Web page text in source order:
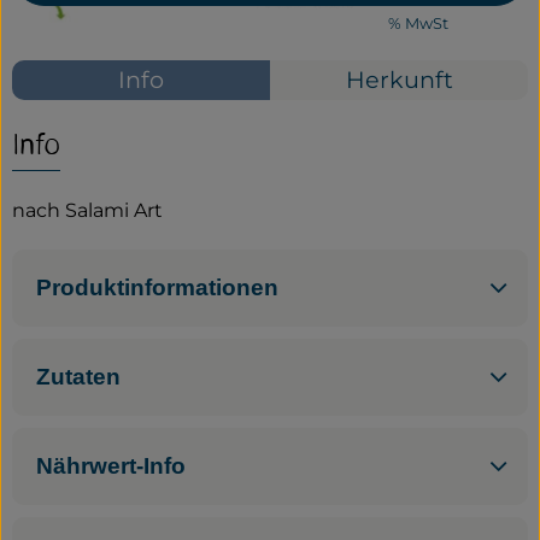
Neues vom Hof
7% MwSt
Info Herkunft
Info
nach Salami Art
Produktinformationen
Zutaten
Nährwert-Info